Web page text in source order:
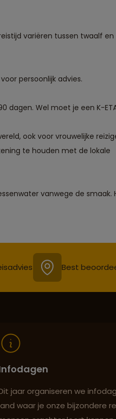
variëren tussen twaalf en
persoonlijk advies.
dagen. Wel moet je een K-
ook voor vrouwelijke
te houden met de lokale
vanwege de smaak.
Best
jaar organiseren we
waar je onze bijzondere